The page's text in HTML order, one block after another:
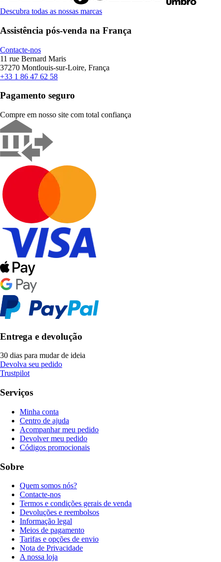
Descubra todas as nossas marcas
Assistência pós-venda na França
Contacte-nos
11 rue Bernard Maris
37270 Montlouis-sur-Loire, França
+33 1 86 47 62 58
Pagamento seguro
Compre em nosso site com total confiança
Entrega e devolução
30 dias para mudar de ideia
Devolva seu pedido
Trustpilot
Serviços
Minha conta
Centro de ajuda
Acompanhar meu pedido
Devolver meu pedido
Códigos promocionais
Sobre
Quem somos nós?
Contacte-nos
Termos e condições gerais de venda
Devoluções e reembolsos
Informação legal
Meios de pagamento
Tarifas e opções de envio
Nota de Privacidade
A nossa loja